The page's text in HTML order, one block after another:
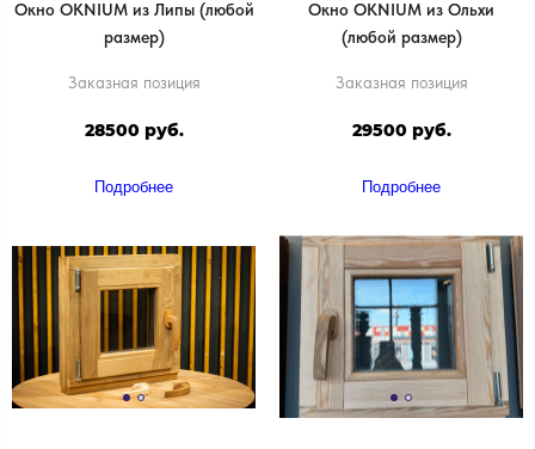
Окно OKNIUM из Липы (любой
размер)
Заказная позиция
28500 руб.
Подробнее
Окно OKNIUM из Ольхи
(любой размер)
Заказная позиция
29500 руб.
Подробнее